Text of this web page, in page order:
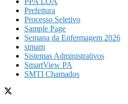
Prefeitura
Processo Seletivo
Sample Page
Semana da Enfermagem 2026
simam
Sistemas Administrativos
SmartView PA
SMTI Chamados